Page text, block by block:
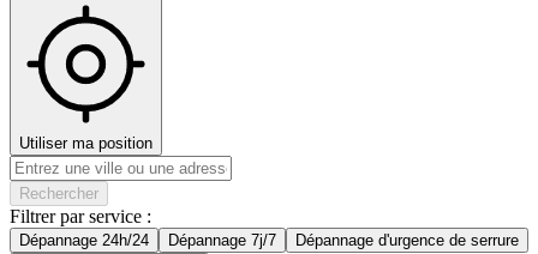
Utiliser ma position
Rechercher
Filtrer par service :
Dépannage 24h/24 Dépannage 7j/7
Dépannage d'urgence de serrure